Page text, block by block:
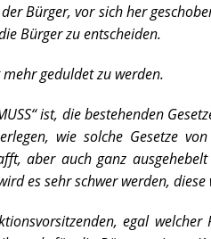
Bürger, vor sich her
Bürger zu entscheiden.
geduldet zu werden.
ist, die bestehenden
wie solche Gesetze
aber auch ganz
es sehr schwer werden,
egal